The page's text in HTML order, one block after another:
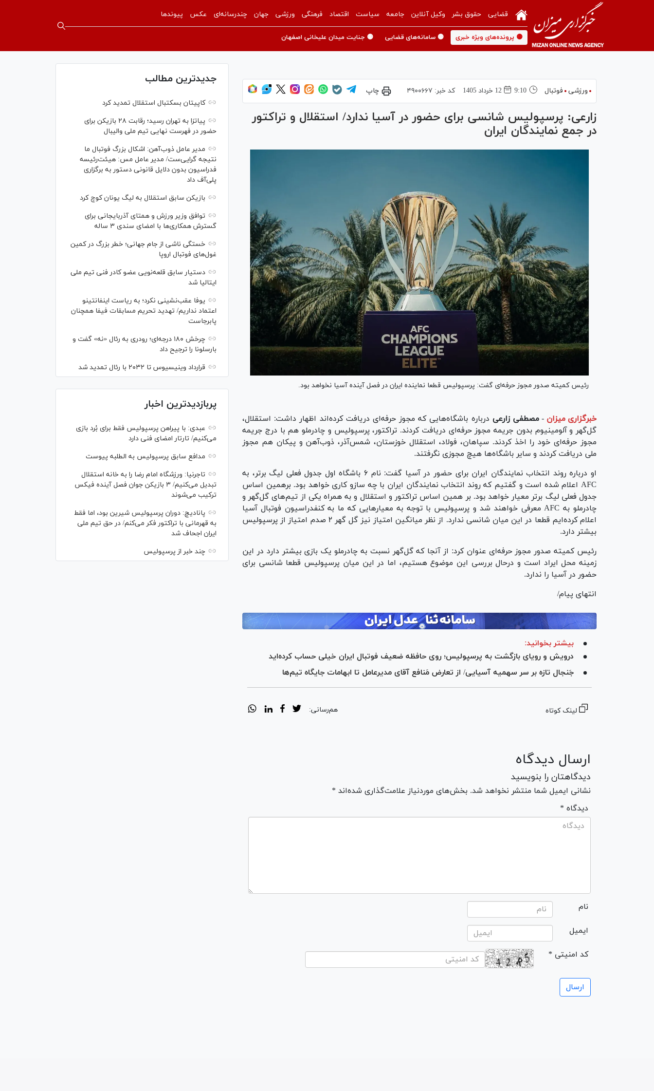
قضایی حقوق بشر وکیل آنلاین جامعه سیاست اقتصاد فرهنگی ورزشی جهان چندرسانه‌ای عکس پیوندها
🟡 پرونده‌های ویژه خبری 🟡 سامانه‌های قضایی 🟡 جنایت میدان علیخانی اصفهان
ورزشی فوتبال 9:10 12 خرداد 1405 کد خبر: ۴۹۰۰۶۶۷ چاپ
زارعی: پرسپولیس شانسی برای حضور در آسیا ندارد/ استقلال و تراکتور
در جمع نمایندگان ایران
رئیس کمیته صدور مجوز حرفه‌ای گفت: پرسپولیس قطعا نماینده ایران در فصل آینده آسیا نخواهد بود.
خبرگزاری میزان - مصطفی زارعی درباره باشگاه‌هایی که مجوز حرفه‌ای دریافت کرده‌اند اظهار داشت: استقلال،
گل‌گهر و آلومینیوم بدون جریمه مجوز حرفه‌ای دریافت کردند. تراکتور، پرسپولیس و چادرملو هم با درج جریمه
مجوز حرفه‌ای خود را اخذ کردند. سپاهان، فولاد، استقلال خوزستان، شمس‌آذر، ذوب‌آهن و پیکان هم مجوز
ملی دریافت کردند و سایر باشگاه‌ها هیچ مجوزی نگرفتند.
او درباره روند انتخاب نمایندگان ایران برای حضور در آسیا گفت: نام ۶ باشگاه اول جدول فعلی لیگ برتر، به
AFC اعلام شده است و گفتیم که روند انتخاب نمایندگان ایران با چه سازو کاری خواهد بود. برهمین اساس
جدول فعلی لیگ برتر معیار خواهد بود. بر همین اساس تراکتور و استقلال و به همراه یکی از تیم‌های گل‌گهر و
چادرملو به AFC معرفی خواهند شد و پرسپولیس با توجه به معیار‌هایی که ما به کنفدراسیون فوتبال آسیا
اعلام کرده‌ایم قطعا در این میان شانسی ندارد. از نظر میانگین امتیاز نیز گل گهر ۲ صدم امتیاز از پرسپولیس
بیشتر دارد.
رئیس کمیته صدور مجوز حرفه‌ای عنوان کرد: از آنجا که گل‌گهر نسبت به چادرملو یک بازی بیشتر دارد در این
زمینه محل ایراد است و درحال بررسی این موضوع هستیم، اما در این میان پرسپولیس قطعا شانسی برای
حضور در آسیا را ندارد.
انتهای پیام/
بیشتر بخوانید:
درویش و رویای بازگشت به پرسپولیس؛ روی حافظه ضعیف فوتبال ایران خیلی حساب کرده‌اید
جَنجال تازه بر سر سهمیه آسیایی/ از تعارض مَنافع آقای مدیرعامل تا ابهامات جایگاه تیم‌ها
لینک کوتاه هم‌رسانی:
ارسال دیدگاه
دیدگاهتان را بنویسید
نشانی ایمیل شما منتشر نخواهد شد. بخش‌های موردنیاز علامت‌گذاری شده‌اند *
* دیدگاه
نام
ایمیل
* کد امنیتی
جدیدترین مطالب
کاپیتان بسکتبال استقلال تمدید کرد
پیاتزا به تهران رسید؛ رقابت ۲۸ بازیکن برای
حضور در فهرست نهایی تیم ملی والیبال
مدیر عامل ذوب‌آهن: اشکال بزرگ فوتبال ما
نتیجه گرایی‌ست/ مدیر عامل مس: هیئت‌رئیسه
فدراسیون بدون دلایل قانونی دستور به برگزاری
پلی‌آف داد
بازیکن سابق استقلال به لیگ یونان کوچ کرد
توافق وزیر ورزش و همتای آذربایجانی برای
گسترش همکاری‌ها با امضای سندی ۳ ساله
خستگی ناشی از جام جهانی؛ خطر بزرگ در کمین
غول‌های فوتبال اروپا
دستیار سابق قلعه‌نویی عضو کادر فنی تیم ملی
ایتالیا شد
یوفا عقب‌نشینی نکرد؛ به ریاست اینفانتینو
اعتماد نداریم/ تهدید تحریم مسابقات فیفا همچنان
پابرجاست
چرخش ۱۸۰ درجه‌ای؛ رودری به رئال «نه» گفت و
بارسلونا را ترجیح داد
قرارداد وینیسیوس تا ۲۰۳۲ با رئال‌ تمدید شد
پربازدیدترین اخبار
عبدی: با پیراهن پرسپولیس فقط برای بُرد بازی
می‌کنیم/ تارتار امضای فنی دارد
مدافع سابق پرسپولیس به الطلبه پیوست
تاجرنیا: ورزشگاه امام رضا را به خانه استقلال
تبدیل می‌کنیم/ ۳ بازیکن جوان فصل آینده فیکس
ترکیب می‌شوند
پانادیچ: دوران پرسپولیس شیرین بود، اما فقط
به قهرمانی با تراکتور فکر می‌کنم/ در حق تیم ملی
ایران اجحاف شد
چند خبر از پرسپولیس